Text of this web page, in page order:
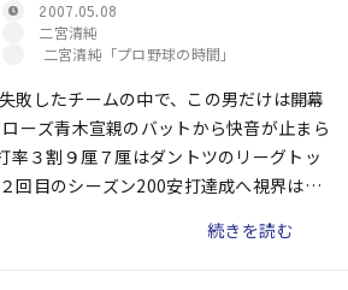
2007.05.08
二宮清純
二宮清純「プロ野球の時間」
敗したチームの中で、この男だけは開幕
ーズ青木宣親のバットから快音が止まら
率３割９厘７厘はダントツのリーグトッ
回目のシーズン200安打達成へ視界は良
続きを読む